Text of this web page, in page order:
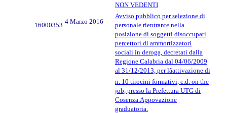
NON VEDENTI
16000353 4 Marzo 2016
Avviso pubblico per selezione di
personale rientrante nella
posizione di soggetti disoccupati
percettori di ammortizzatori
sociali in deroga, decretati dalla
Regione Calabria dal 04/06/2009
al 31/12/2013, per lâattivazione di
n. 10 tirocini formativi, c.d. on the
job, presso la Prefettura UTG di
Cosenza.Appovazione
graduatoria.